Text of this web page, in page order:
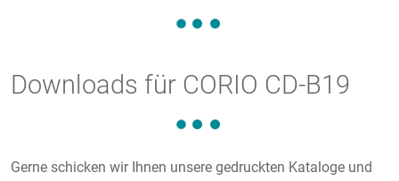
Downloads für CORIO CD-B19
Gerne schicken wir Ihnen unsere gedruckten Kataloge und